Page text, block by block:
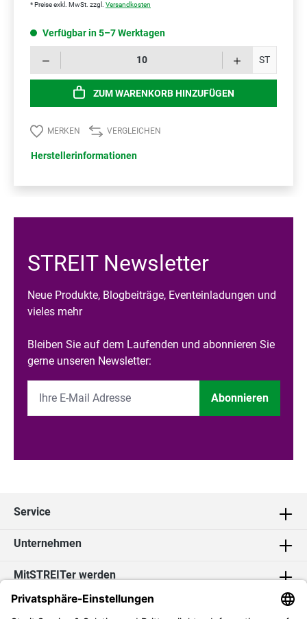
* Preise exkl. MwSt. zzgl. Versandkosten
Verfügbar in 5–7 Werktagen
ST
ZUM WARENKORB HINZUFÜGEN
MERKEN VERGLEICHEN
Herstellerinformationen
STREIT Newsletter
Neue Produkte, Blogbeiträge, Eventeinladungen und
vieles mehr
Bleiben Sie auf dem Laufenden und abonnieren Sie
gerne unseren Newsletter:
Abonnieren
Service
Unternehmen
MitSTREITer werden
Kontakt